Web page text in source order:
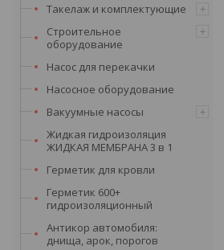
Такелаж и комплектующие
Строительное
оборудование
Насос для перекачки
Насосное оборудование
Вакуумные насосы
Жидкая гидроизоляция
ЖИДКАЯ МЕМБРАНА 3 в 1
Герметик для кровли
Герметик 600+
гидроизоляционный
Антикор автомобиля:
днища, арок, порогов